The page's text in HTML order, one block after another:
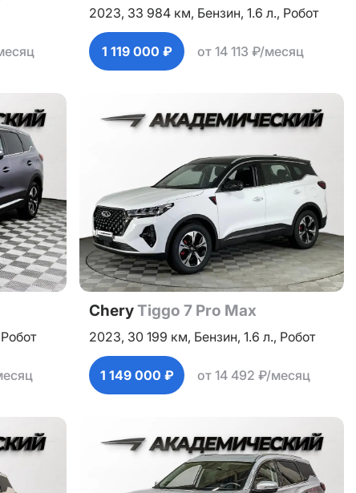
2023, 33 984 км, Бензин, 1.6 л., Робот
1 119 000 ₽ от 14 113 ₽/месяц
Робот
CheryTiggo 7 Pro Max
2023, 30 199 км, Бензин, 1.6 л., Робот
1 149 000 ₽ от 14 492 ₽/месяц